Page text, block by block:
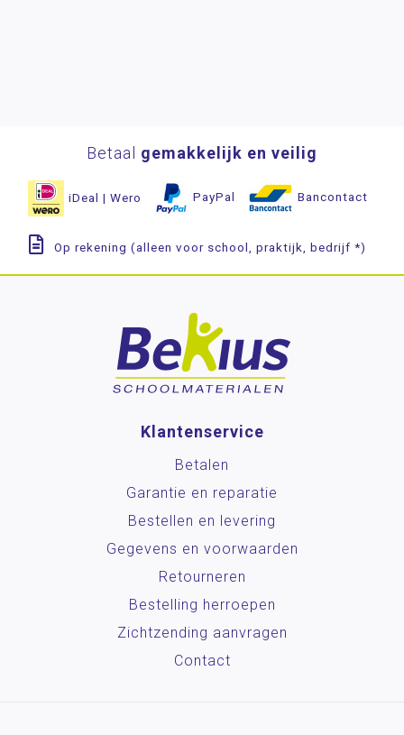
Betaal gemakkelijk en veilig
iDeal | Wero PayPal Bancontact
Op rekening (alleen voor school, praktijk, bedrijf *)
Klantenservice
Betalen
Garantie en reparatie
Bestellen en levering
Gegevens en voorwaarden
Retourneren
Bestelling herroepen
Zichtzending aanvragen
Contact